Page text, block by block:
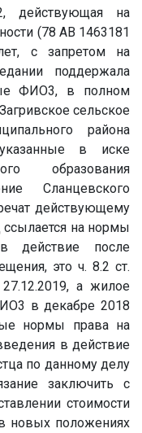
на
(78 АВ 1463181
с запретом на
поддержала
ФИО3, в полном
сельское
района
в иске
образования
Сланцевского
действующему
ссылается на нормы
действие после
это ч. 8.2 ст.
а жилое
в декабре 2018
нормы права на
в действие
по данному делу
заключить с
стоимости
новых положениях